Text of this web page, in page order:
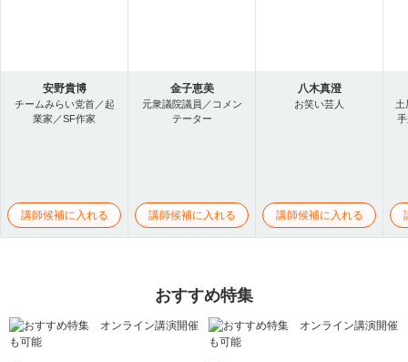
安野貴博
チームみらい党首／起
業家／SF作家
講師候補に入れる
金子恵美
元衆議院議員／コメン
テーター
講師候補に入れる
八木真澄
お笑い芸人
講師候補に入れる
土
おすすめ特集